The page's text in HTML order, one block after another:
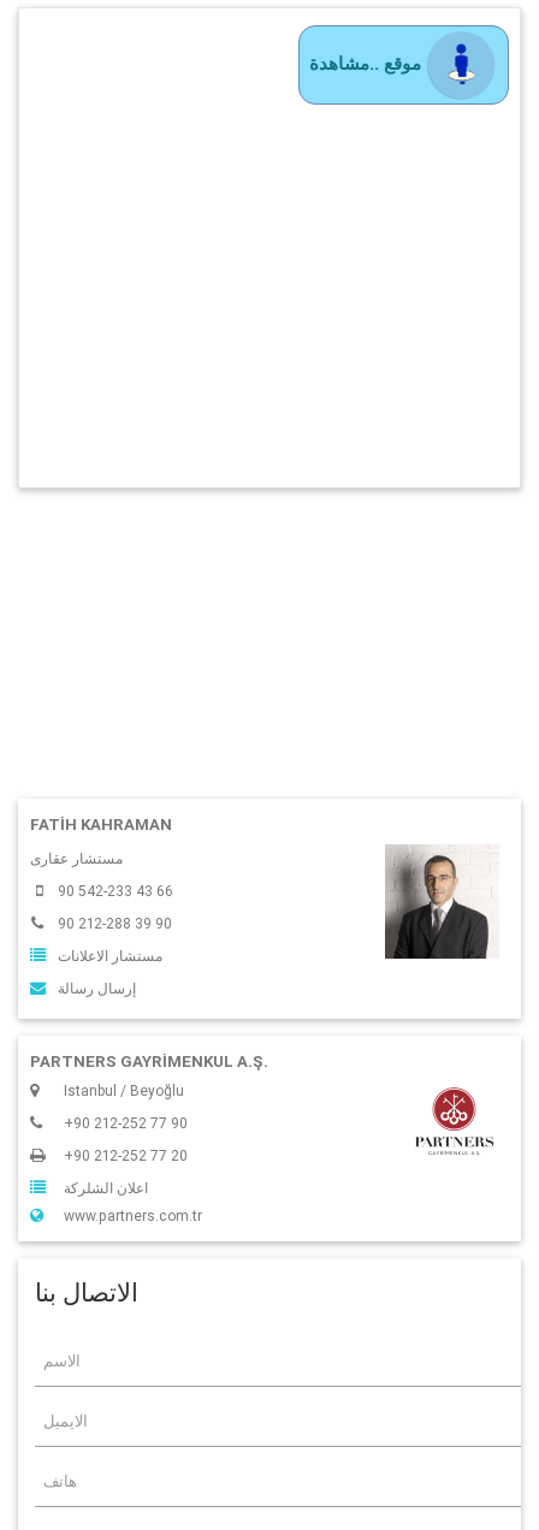
FATİH KAHRAMAN
مستشار عقارى
90 542-233 43 66
90 212-288 39 90
مستشار الاعلانات
إرسال رسالة
PARTNERS GAYRİMENKUL A.Ş.
Istanbul / Beyoğlu
+90 212-252 77 90
+90 212-252 77 20
اعلان الشلركة
www.partners.com.tr
الاتصال بنا